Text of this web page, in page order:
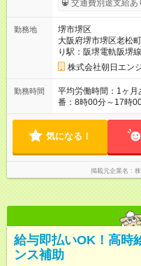
◇雇用保険 ◇健康保
◇再雇用制度(65歳まで
期間】試用期間あり
本採用時と同じです。
交通費別途支給あ
勤務地
堺市堺区
大阪府堺市堺区老松
り駅：阪堺電軌阪堺
株式会社朝日エン
勤務時間
平均労働時間：1ヶ
番：8時00分～17時00
番 ：10時00分～19時
時間 ＜シフト勤務制
気になる！
掲載元企業名
給与即払いOK！高時
ンス補助